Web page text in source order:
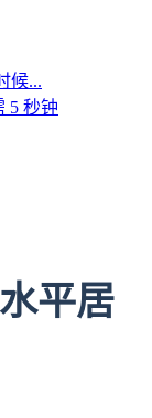
候...
5 秒钟
平居